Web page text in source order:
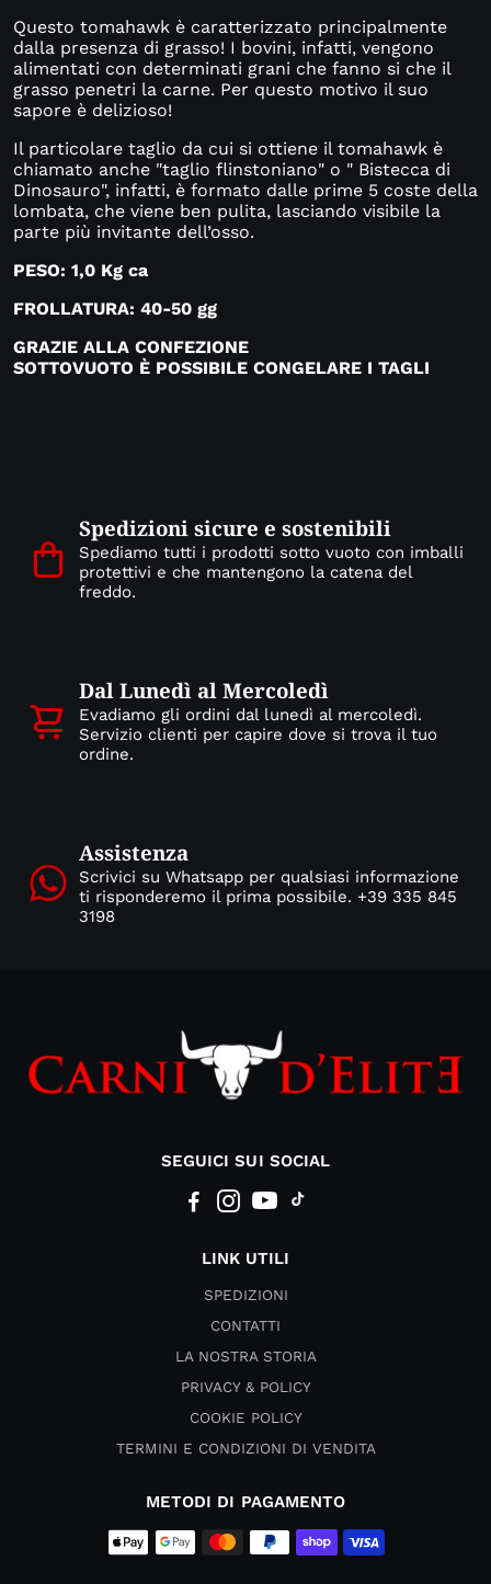
Questo tomahawk è caratterizzato principalmente
dalla presenza di grasso! I bovini, infatti, vengono
alimentati con determinati grani che fanno si che il
grasso penetri la carne. Per questo motivo il suo
sapore è delizioso!
Il particolare taglio da cui si ottiene il tomahawk è
chiamato anche "taglio flinstoniano" o " Bistecca di
Dinosauro", infatti, è formato dalle prime 5 coste della
lombata, che viene ben pulita, lasciando visibile la
parte più invitante dell’osso.
PESO: 1,0 Kg ca
FROLLATURA: 40-50 gg
GRAZIE ALLA CONFEZIONE
SOTTOVUOTO È POSSIBILE CONGELARE I TAGLI
Spedizioni sicure e sostenibili
Spediamo tutti i prodotti sotto vuoto con imballi
protettivi e che mantengono la catena del
freddo.
Dal Lunedì al Mercoledì
Evadiamo gli ordini dal lunedì al mercoledì.
Servizio clienti per capire dove si trova il tuo
ordine.
Assistenza
Scrivici su Whatsapp per qualsiasi informazione
ti risponderemo il prima possibile. +39 335 845
3198
SEGUICI SUI SOCIAL
LINK UTILI
SPEDIZIONI
CONTATTI
LA NOSTRA STORIA
PRIVACY & POLICY
COOKIE POLICY
TERMINI E CONDIZIONI DI VENDITA
METODI DI PAGAMENTO